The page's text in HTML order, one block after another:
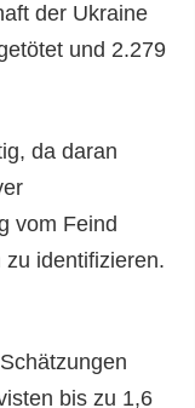
der Ukraine
und 2.279
da daran
vom Feind
identifizieren.
bis zu 1,6